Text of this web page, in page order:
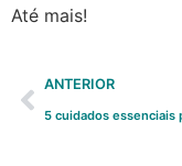
Até mais!
ANTERIOR